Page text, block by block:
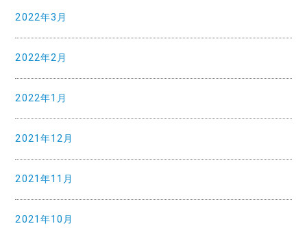
2022年3月
2022年2月
2022年1月
2021年12月
2021年11月
2021年10月